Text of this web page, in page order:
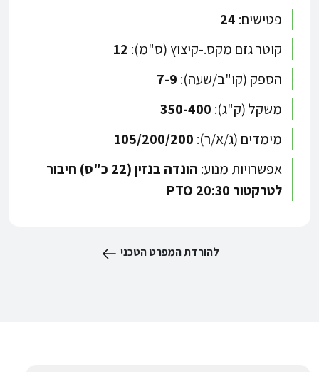
פטישים: 24
קוטר גזם מקס.-קיצוץ (ס"מ): 12
הספק (קו"ב/שעה): 7-9
משקל (ק"ג): 350-400
מימדים (ג/א/ר): 105/200/200
אפשרויות מנוע:
הונדה בנזין (22 כ"ס) חיבור
לטרקטור PTO 20:30
להורדת המפרט הטכני